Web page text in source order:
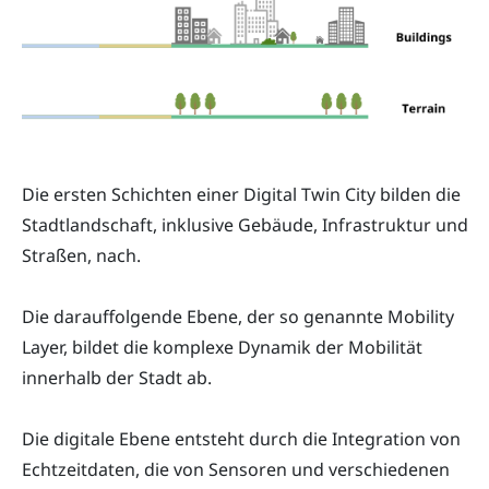
Die ersten Schichten einer Digital Twin City bilden die
Stadtlandschaft, inklusive Gebäude, Infrastruktur und
Straßen, nach.
Die darauffolgende Ebene, der so genannte Mobility
Layer, bildet die komplexe Dynamik der Mobilität
innerhalb der Stadt ab.
Die digitale Ebene entsteht durch die Integration von
Echtzeitdaten, die von Sensoren und verschiedenen